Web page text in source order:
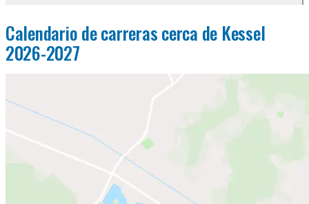
Calendario de carreras cerca de Kessel
2026-2027